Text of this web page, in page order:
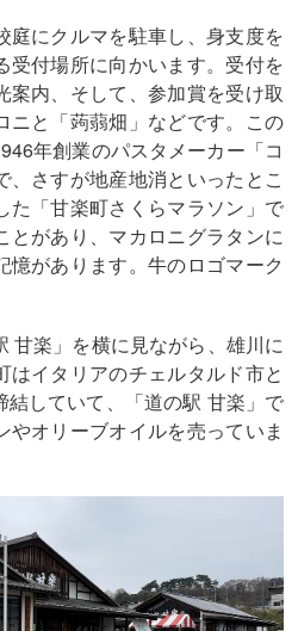
庭にクルマを駐車し、身支度を
受付場所に向かいます。受付を
案内、そして、参加賞を受け取
ニと「蒟蒻畑」などです。この
年創業のパスタメーカー「コ
、さすが地産地消といったとこ
た「甘楽町さくらマラソン」で
とがあり、マカロニグラタンに
憶があります。牛のロゴマーク
甘楽」を横に見ながら、雄川に
イタリアのチェルタルド市と
していて、「道の駅 甘楽」で
オリーブオイルを売っていま